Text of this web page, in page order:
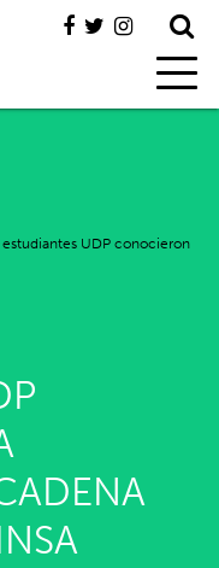
estudiantes UDP conocieron